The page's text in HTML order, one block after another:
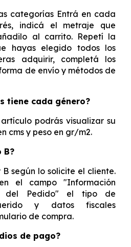
categorías Entrá en cada
indicá el metraje que
al carrito. Repetí la
hayas elegido todos los
adquirir, completá los
de envío y métodos de
tiene cada género?
podrás visualizar su
cms y peso en gr/m2.
B?
según lo solicite el cliente.
el campo "Información
del Pedido" el tipo de
y datos fiscales
de compra.
de pago?